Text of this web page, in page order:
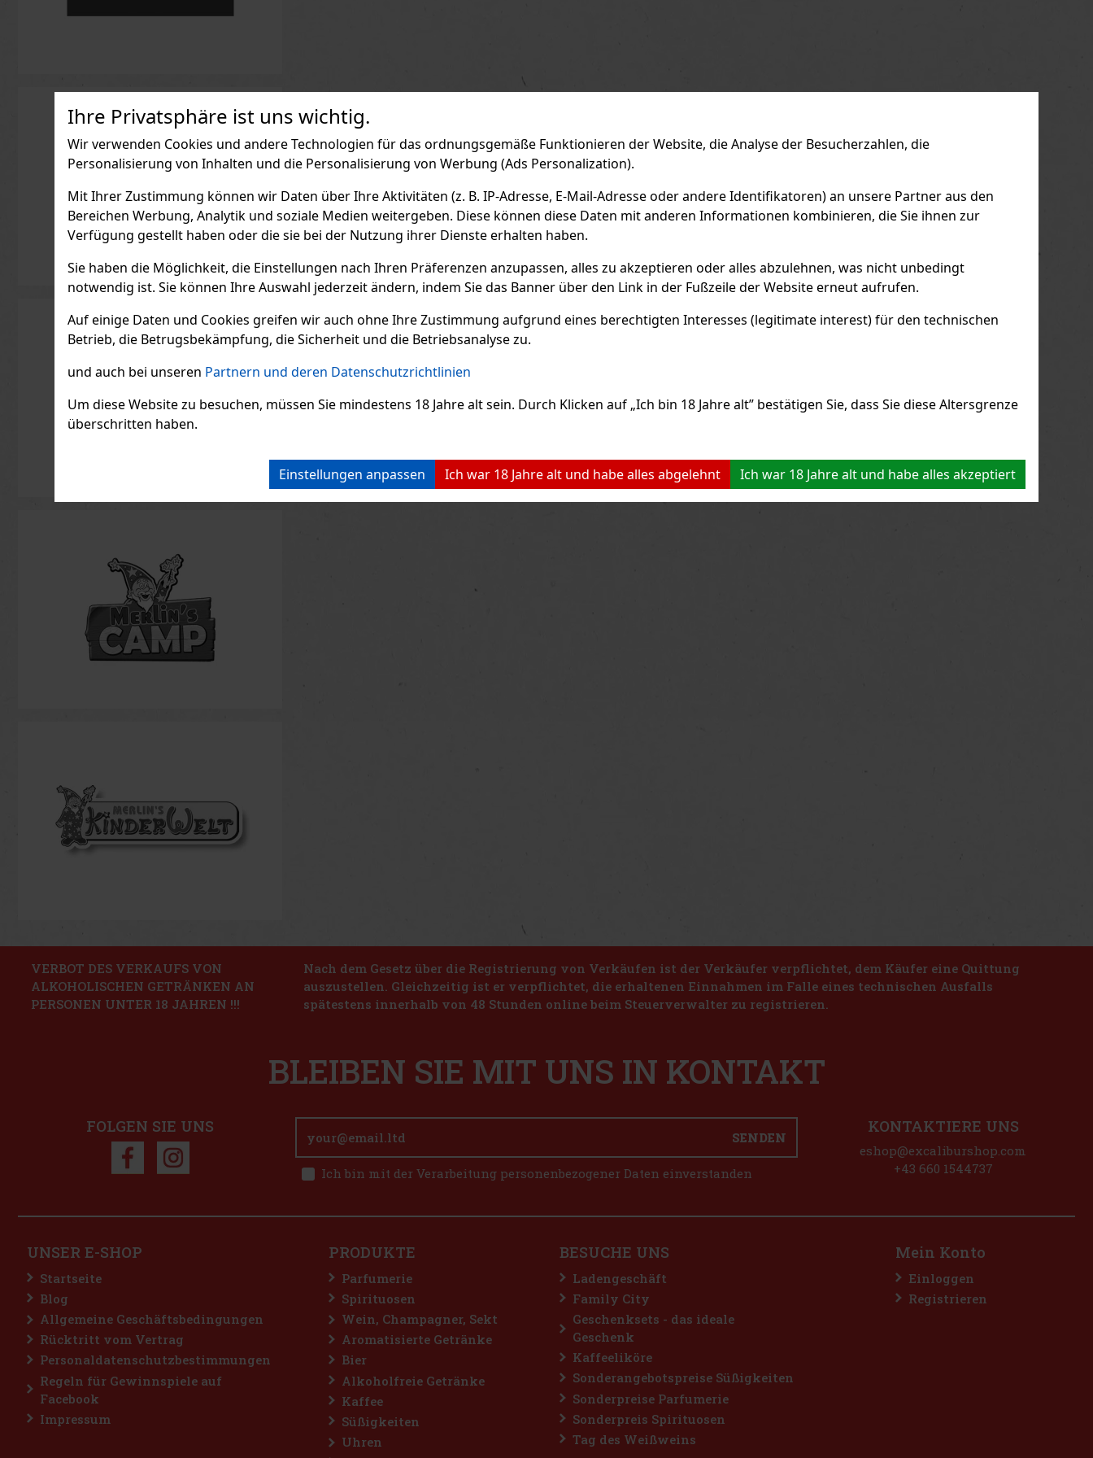
Ihre Privatsphäre ist uns wichtig.
Wir verwenden Cookies und andere Technologien für das ordnungsgemäße Funktionieren der Website, die Analyse der Besucherzahlen, die
Personalisierung von Inhalten und die Personalisierung von Werbung (Ads Personalization).
Mit Ihrer Zustimmung können wir Daten über Ihre Aktivitäten (z. B. IP-Adresse, E-Mail-Adresse oder andere Identifikatoren) an unsere Partner aus den
Bereichen Werbung, Analytik und soziale Medien weitergeben. Diese können diese Daten mit anderen Informationen kombinieren, die Sie ihnen zur
Verfügung gestellt haben oder die sie bei der Nutzung ihrer Dienste erhalten haben.
Sie haben die Möglichkeit, die Einstellungen nach Ihren Präferenzen anzupassen, alles zu akzeptieren oder alles abzulehnen, was nicht unbedingt
notwendig ist. Sie können Ihre Auswahl jederzeit ändern, indem Sie das Banner über den Link in der Fußzeile der Website erneut aufrufen.
Auf einige Daten und Cookies greifen wir auch ohne Ihre Zustimmung aufgrund eines berechtigten Interesses (legitimate interest) für den technischen
Betrieb, die Betrugsbekämpfung, die Sicherheit und die Betriebsanalyse zu.
und auch bei unseren Partnern und deren Datenschutzrichtlinien
Um diese Website zu besuchen, müssen Sie mindestens 18 Jahre alt sein. Durch Klicken auf „Ich bin 18 Jahre alt” bestätigen Sie, dass Sie diese Altersgrenze
überschritten haben.
Einstellungen anpassen Ich war 18 Jahre alt und habe alles abgelehnt Ich war 18 Jahre alt und habe alles akzeptiert
VERBOT DES VERKAUFS VON
ALKOHOLISCHEN GETRÄNKEN AN
PERSONEN UNTER 18 JAHREN !!!
Nach dem Gesetz über die Registrierung von Verkäufen ist der Verkäufer verpflichtet, dem Käufer eine Quittung
auszustellen. Gleichzeitig ist er verpflichtet, die erhaltenen Einnahmen im Falle eines technischen Ausfalls
spätestens innerhalb von 48 Stunden online beim Steuerverwalter zu registrieren.
BLEIBEN SIE MIT UNS IN KONTAKT
FOLGEN SIE UNS
SENDEN
Ich bin mit der Verarbeitung personenbezogener Daten einverstanden
KONTAKTIERE UNS
eshop@excaliburshop.com
+43 660 1544737
UNSER E-SHOP
Startseite
Blog
Allgemeine Geschäftsbedingungen
Rücktritt vom Vertrag
Personaldatenschutzbestimmungen
Regeln für Gewinnspiele auf
Facebook
Impressum
PRODUKTE
Parfumerie
Spirituosen
Wein, Champagner, Sekt
Aromatisierte Getränke
Bier
Alkoholfreie Getränke
Kaffee
Süßigkeiten
Uhren
BESUCHE UNS
Ladengeschäft
Family City
Geschenksets - das ideale
Geschenk
Kaffeeliköre
Sonderangebotspreise Süßigkeiten
Sonderpreise Parfumerie
Sonderpreis Spirituosen
Tag des Weißweins
Mein Konto
Einloggen
Registrieren